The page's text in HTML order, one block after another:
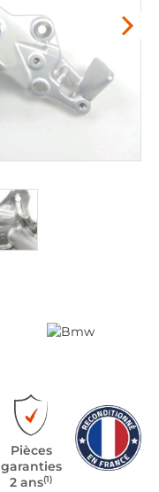
Pièces
garanties
2 ans(1)